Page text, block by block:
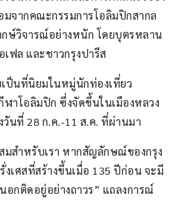
มจากคณะกรรมการโอลิมปิกสากล
ษ์วิจารณ์อย่างหนัก โดยบุตรหลาน
ฟล และชาวกรุงปารีส
ป็นที่นิยมในหมู่นักท่องเที่ยว
ฬาโอลิมปิก ซึ่งจัดขึ้นในเมืองหลวง
วันที่ 28 ก.ค.-11 ส.ค. ที่ผ่านมา
มสำหรับเรา หากสัญลักษณ์ของกรุง
งเศสที่สร้างขึ้นเมื่อ 135 ปีก่อน จะมี
อกติดอยู่อย่างถาวร” แถลงการณ์